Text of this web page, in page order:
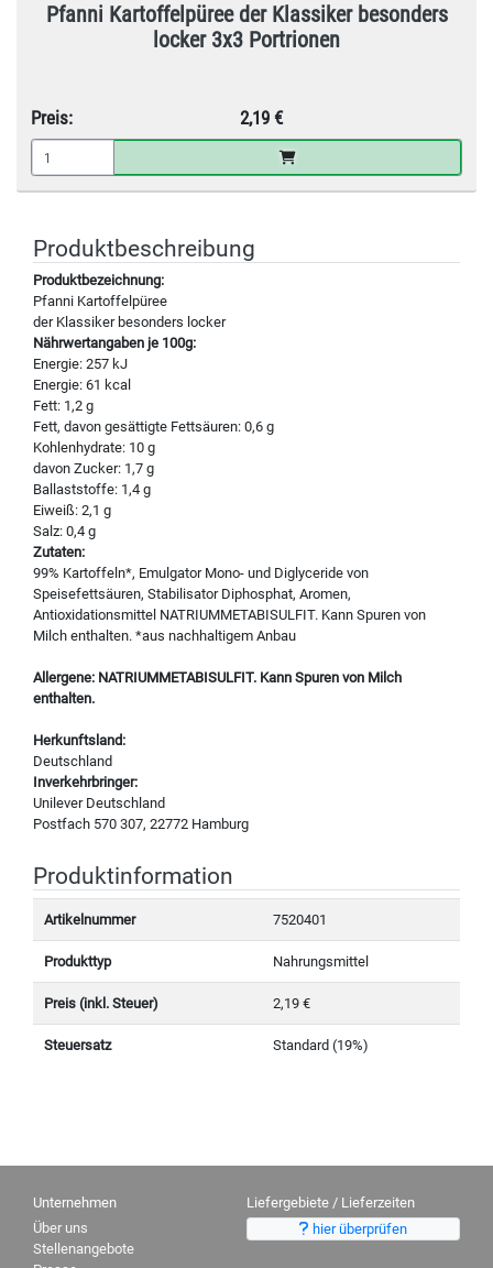
Pfanni Kartoffelpüree der Klassiker besonders
locker 3x3 Portrionen
Preis: 2,19 €
Produktbeschreibung
Produktbezeichnung:
Pfanni Kartoffelpüree
der Klassiker besonders locker
Nährwertangaben je 100g:
Energie: 257 kJ
Energie: 61 kcal
Fett: 1,2 g
Fett, davon gesättigte Fettsäuren: 0,6 g
Kohlenhydrate: 10 g
davon Zucker: 1,7 g
Ballaststoffe: 1,4 g
Eiweiß: 2,1 g
Salz: 0,4 g
Zutaten:
99% Kartoffeln*, Emulgator Mono- und Diglyceride von
Speisefettsäuren, Stabilisator Diphosphat, Aromen,
Antioxidationsmittel NATRIUMMETABISULFIT. Kann Spuren von
Milch enthalten. *aus nachhaltigem Anbau
Allergene: NATRIUMMETABISULFIT. Kann Spuren von Milch
enthalten.
Herkunftsland:
Deutschland
Inverkehrbringer:
Unilever Deutschland
Postfach 570 307, 22772 Hamburg
Produktinformation
Artikelnummer 7520401
Produkttyp Nahrungsmittel
Preis (inkl. Steuer) 2,19 €
Steuersatz Standard (19%)
Unternehmen
Über uns
Stellenangebote
Liefergebiete / Lieferzeiten
hier überprüfen